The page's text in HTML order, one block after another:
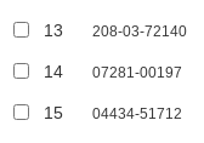
13 208-03-72140
14 07281-00197
15 04434-51712